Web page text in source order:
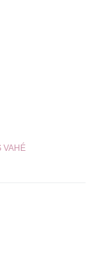
VAHÉ